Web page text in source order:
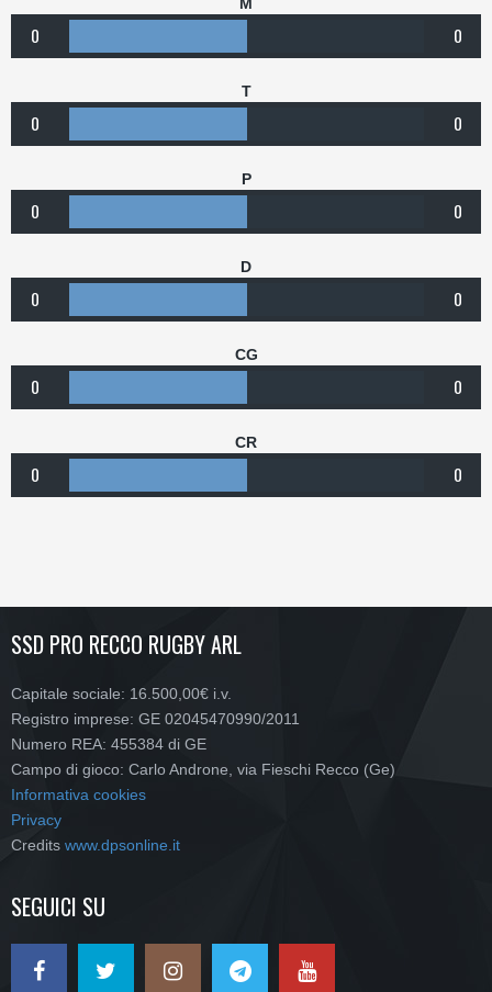
0 0
T
0 0
P
0 0
D
0 0
CG
0 0
CR
0 0
SSD PRO RECCO RUGBY ARL
Capitale sociale: 16.500,00€ i.v.
Registro imprese: GE 02045470990/2011
Numero REA: 455384 di GE
Campo di gioco: Carlo Androne, via Fieschi Recco (Ge)
Informativa cookies
Privacy
Credits www.dpsonline.it
SEGUICI SU